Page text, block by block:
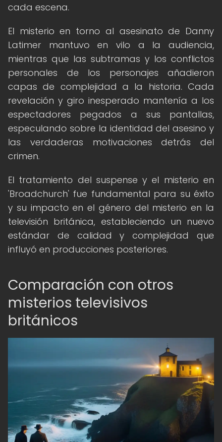
cada escena.
El misterio en torno al asesinato de Danny
Latimer mantuvo en vilo a la audiencia,
mientras que las subtramas y los conflictos
personales de los personajes añadieron
capas de complejidad a la historia. Cada
revelación y giro inesperado mantenía a los
espectadores pegados a sus pantallas,
especulando sobre la identidad del asesino y
las verdaderas motivaciones detrás del
crimen.
El tratamiento del suspense y el misterio en
'Broadchurch' fue fundamental para su éxito
y su impacto en el género del misterio en la
televisión británica, estableciendo un nuevo
estándar de calidad y complejidad que
influyó en producciones posteriores.
Comparación con otros
misterios televisivos
británicos